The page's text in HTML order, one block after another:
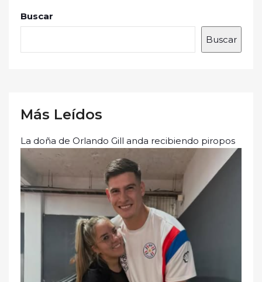
Buscar
Buscar
Más Leídos
La doña de Orlando Gill anda recibiendo piropos